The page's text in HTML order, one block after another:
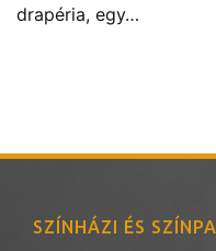
drapéria, egy…
SZÍNHÁZI ÉS